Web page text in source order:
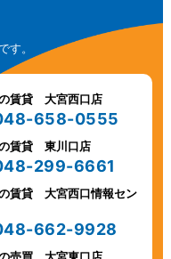
す。
賃貸 大宮西口店
658-0555
賃貸 東川口店
299-6661
賃貸 大宮西口情報セン
662-9928